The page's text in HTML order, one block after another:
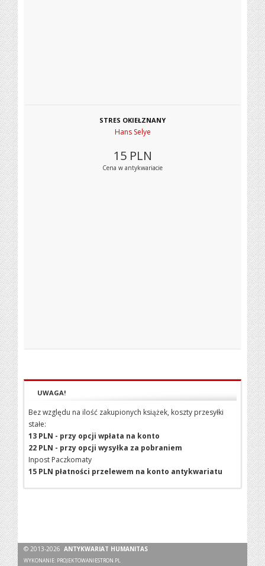
STRES OKIEŁZNANY
Hans Selye
15 PLN
Cena w antykwariacie
UWAGA!
Bez względu na ilość zakupionych książek, koszty przesyłki
stałe:
13 PLN - przy opcji wpłata na konto
22 PLN - przy opcji wysyłka za pobraniem
Inpost Paczkomaty
15 PLN płatności przelewem na konto antykwariatu
© 2013-2026ANTYKWARIAT HUMANITAS
WYKONANIE: PROJEKTOWANIESTRON.PL